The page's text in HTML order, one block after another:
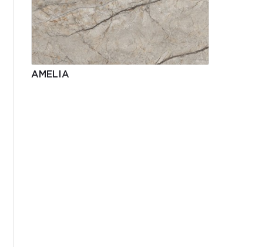
AMELIA